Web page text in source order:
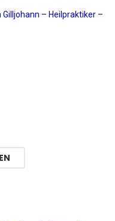
– Heilpraktiker –